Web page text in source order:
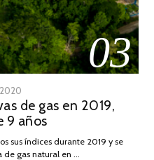
03
DE
JULIO
2025
de gas en 2019,
9 años
sus índices durante 2019 y se
gas natural en …